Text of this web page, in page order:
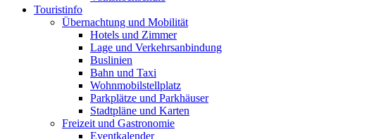
Touristinfo
Übernachtung und Mobilität
Hotels und Zimmer
Lage und Verkehrsanbindung
Buslinien
Bahn und Taxi
Wohnmobilstellplatz
Parkplätze und Parkhäuser
Stadtpläne und Karten
Freizeit und Gastronomie
Eventkalender